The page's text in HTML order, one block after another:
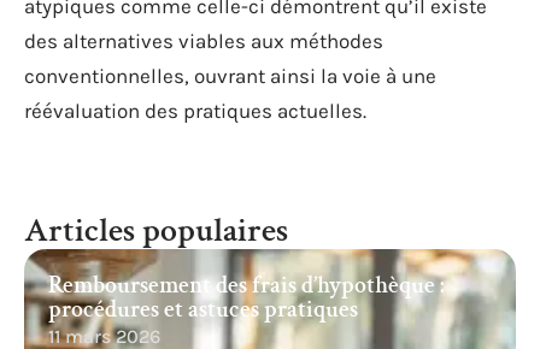
atypiques comme celle-ci démontrent qu’il existe
des alternatives viables aux méthodes
conventionnelles, ouvrant ainsi la voie à une
réévaluation des pratiques actuelles.
Articles populaires
Remboursement des frais d’hypothèque :
procédures et astuces pratiques
11 mars 2026